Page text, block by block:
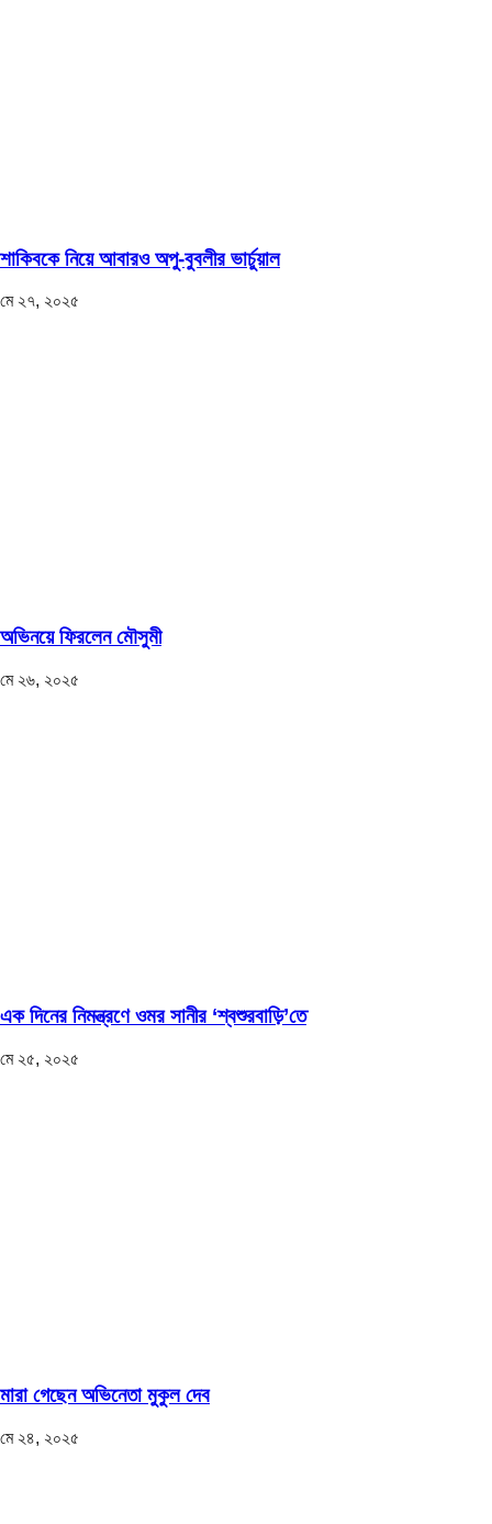
শাকিবকে নিয়ে আবারও অপু-বুবলীর ভার্চুয়াল
মে ২৭, ২০২৫
অভিনয়ে ফিরলেন মৌসুমী
মে ২৬, ২০২৫
এক দিনের নিমন্ত্রণে ওমর সানীর ‘শ্বশুরবাড়ি’তে
মে ২৫, ২০২৫
মারা গেছেন অভিনেতা মুকুল দেব
মে ২৪, ২০২৫